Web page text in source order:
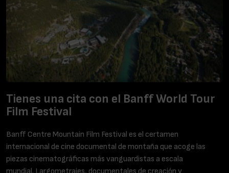
Tienes una cita con el Banff World Tour
Film Festival
Banff Centre Mountain Film Festival es el certamen
internacional de cine documental de montaña que acoge las
piezas cinematográficas más vanguardistas a escala
mundial. Largometrajes, documentales de creación y